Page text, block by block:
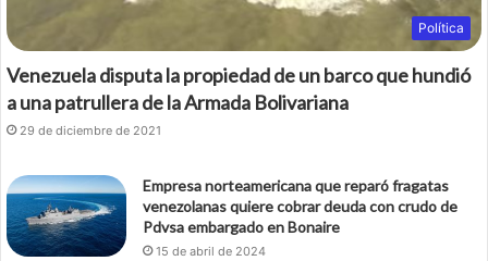
Política
Venezuela disputa la propiedad de un barco que hundió
a una patrullera de la Armada Bolivariana
29 de diciembre de 2021
Empresa norteamericana que reparó fragatas
venezolanas quiere cobrar deuda con crudo de
Pdvsa embargado en Bonaire
15 de abril de 2024